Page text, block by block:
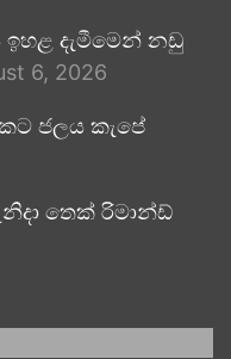
දැමීමෙන් නඩු
6, 2026
ජලය කැපේ
තෙක් රිමාන්ඩ්